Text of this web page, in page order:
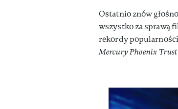
Ostatnio znów
wszystko za sprawą
rekordy
Mercury Phoenix Trust